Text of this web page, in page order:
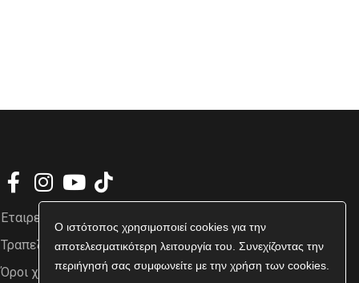
Ο ιστότοπος χρησιμοποιεί cookies για την
αποτελεσματικότερη λειτουργία του. Συνεχίζοντας την
περιήγησή σας συμφωνείτε με την χρήση των cookies.
Εταιρεία
Τραπεζικοί Λογαριασμοί
Όροι χρήσης